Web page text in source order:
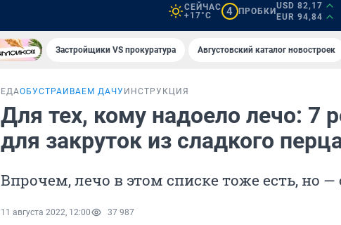
СЕЙЧАС
+17°C
4 ПРОБКИ
USD 82,17
EUR 94,84
Застройщики VS прокуратура Августовский каталог новостроек
ЕДАОБУСТРАИВАЕМ ДАЧУ ИНСТРУКЦИЯ
Для тех, кому надоело лечо: 7
для закруток из сладкого
Впрочем, лечо в этом списке тоже есть, но —
11 августа 2022, 12:00 37 987